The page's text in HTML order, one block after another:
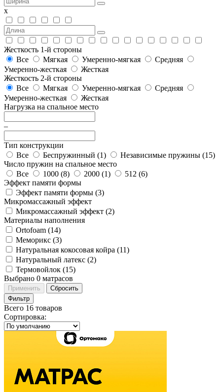
х
Жесткость 1-й стороны
Все
Мягкая Умеренно-мягкая
Средняя
Умеренно-жесткая
Жесткая
Жесткость 2-й стороны
Все
Мягкая Умеренно-мягкая
Средняя
Умеренно-жесткая
Жесткая
Нагрузка на спальное место
–
Тип конструкции
Все
Беспружинный (1) Независимые пружины (15)
Число пружин на спальное место
Все
1000 (8) 2000 (1) 512 (6)
Эффект памяти формы
Эффект памяти формы (3)
Микромассажный эффект
Микромассажный эффект (2)
Материалы наполнения
Ortofoam (14)
Меморикс (3)
Натуральная кокосовая койра (11)
Натуральный латекс (2)
Термовойлок (15)
Выбрано 0 матрасов
Применить
Сбросить
Фильтр
Всего 16 товаров
Сортировка: